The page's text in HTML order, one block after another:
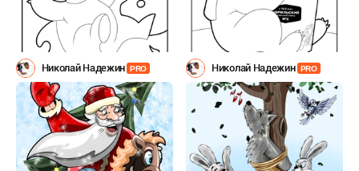
Николай Надежин PRO Николай Надежин PRO